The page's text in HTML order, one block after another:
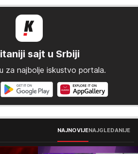
sajt u Srbiji
za najbolje iskustvo portala.
NAJNOVIJENAJGLEDANIJE